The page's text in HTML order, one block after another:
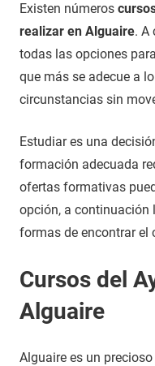
24
de
noviembre
2020
Maria
Cursos
en
Lleida
Existen números
realizar en Alguaire. A
todas las opciones
que más se adecue a
circunstancias sin
Estudiar es una
formación adecuada
ofertas formativas
opción, a continuación
formas de encontrar el
Cursos del
Alguaire
Alguaire es un